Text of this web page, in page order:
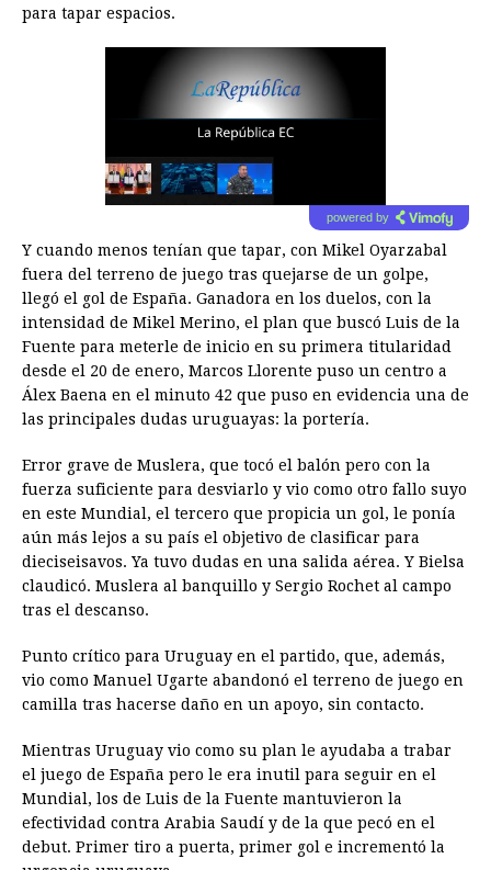
para tapar espacios.
Lea el artículo
powered by
Y cuando menos tenían que tapar, con Mikel Oyarzabal
fuera del terreno de juego tras quejarse de un golpe,
llegó el gol de España. Ganadora en los duelos, con la
intensidad de Mikel Merino, el plan que buscó Luis de la
Fuente para meterle de inicio en su primera titularidad
desde el 20 de enero, Marcos Llorente puso un centro a
Álex Baena en el minuto 42 que puso en evidencia una de
las principales dudas uruguayas: la portería.
Error grave de Muslera, que tocó el balón pero con la
fuerza suficiente para desviarlo y vio como otro fallo suyo
en este Mundial, el tercero que propicia un gol, le ponía
aún más lejos a su país el objetivo de clasificar para
dieciseisavos. Ya tuvo dudas en una salida aérea. Y Bielsa
claudicó. Muslera al banquillo y Sergio Rochet al campo
tras el descanso.
Punto crítico para Uruguay en el partido, que, además,
vio como Manuel Ugarte abandonó el terreno de juego en
camilla tras hacerse daño en un apoyo, sin contacto.
Mientras Uruguay vio como su plan le ayudaba a trabar
el juego de España pero le era inutil para seguir en el
Mundial, los de Luis de la Fuente mantuvieron la
efectividad contra Arabia Saudí y de la que pecó en el
debut. Primer tiro a puerta, primer gol e incrementó la